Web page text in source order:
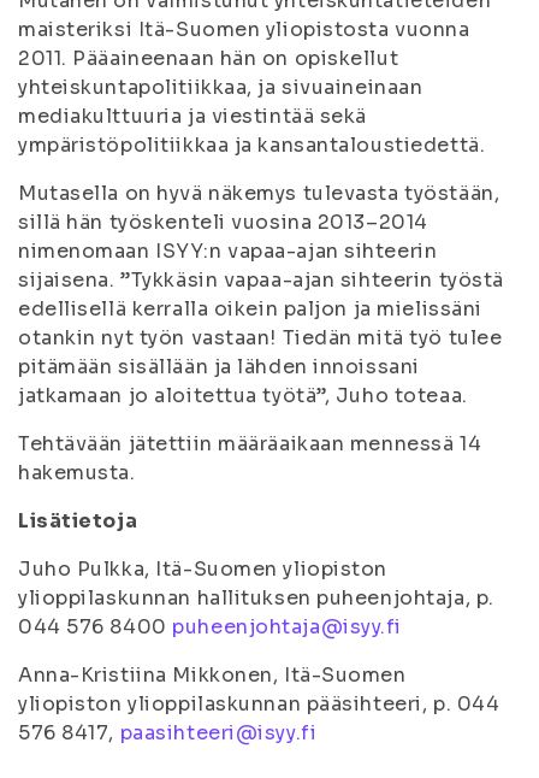
maisteriksi Itä-Suomen yliopistosta vuonna
2011. Pääaineenaan hän on opiskellut
yhteiskuntapolitiikkaa, ja sivuaineinaan
mediakulttuuria ja viestintää sekä
ympäristöpolitiikkaa ja kansantaloustiedettä.
Mutasella on hyvä näkemys tulevasta työstään,
sillä hän työskenteli vuosina 2013–2014
nimenomaan ISYY:n vapaa-ajan sihteerin
sijaisena. ”Tykkäsin vapaa-ajan sihteerin työstä
edellisellä kerralla oikein paljon ja mielissäni
otankin nyt työn vastaan! Tiedän mitä työ tulee
pitämään sisällään ja lähden innoissani
jatkamaan jo aloitettua työtä”, Juho toteaa.
Tehtävään jätettiin määräaikaan mennessä 14
hakemusta.
Lisätietoja
Juho Pulkka, Itä-Suomen yliopiston
ylioppilaskunnan hallituksen puheenjohtaja, p.
044 576 8400 puheenjohtaja@isyy.fi
Anna-Kristiina Mikkonen, Itä-Suomen
yliopiston ylioppilaskunnan pääsihteeri, p. 044
576 8417, paasihteeri@isyy.fi